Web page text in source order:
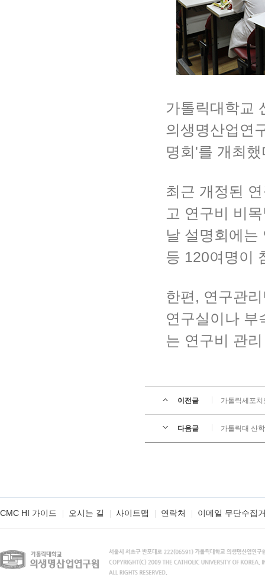
가톨릭대학교
의생명산업연
명회'를 개최
최근 개정된
고 연구비 비
날 설명회에는
등 120여명이
한편, 연구관
연구실이나 부
는 연구비 관
이전글 가톨릭세포
다음글 가톨릭대 산
CMC HI 가이드 오시는 길 사이트맵 연락처 이메일 무단수집